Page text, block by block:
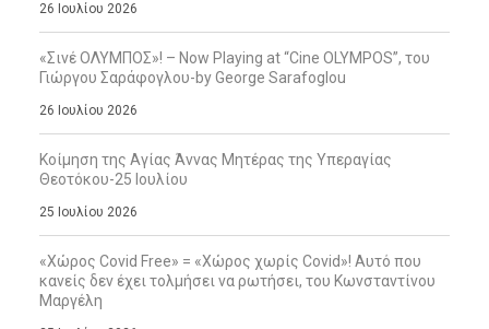
26 Ιουλίου 2026
«Σινέ ΟΛΥΜΠΟΣ»! – Now Playing at “Cine OLYMPOS”, του
Γιώργου Σαράφογλου-by George Sarafoglou
26 Ιουλίου 2026
Κοίμηση της Αγίας Άννας Μητέρας της Υπεραγίας
Θεοτόκου-25 Ιουλίου
25 Ιουλίου 2026
«Χώρος Covid Free» = «Χώρος χωρίς Covid»! Αυτό που
κανείς δεν έχει τολμήσει να ρωτήσει, του Κωνσταντίνου
Μαργέλη